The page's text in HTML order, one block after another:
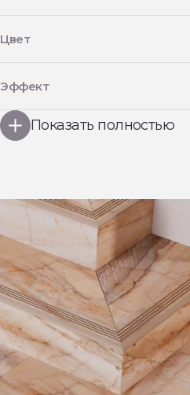
Цвет
Эффект
Показать полностью